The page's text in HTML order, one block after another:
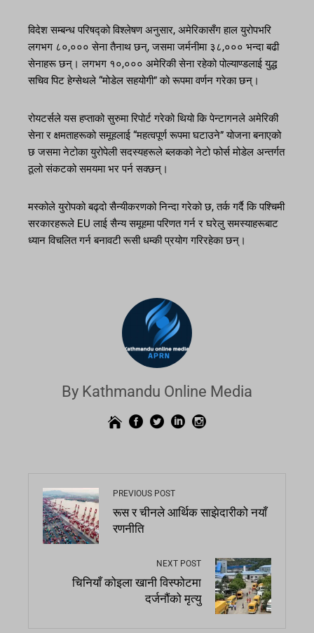
विदेश सम्बन्ध परिषद्को विश्लेषण अनुसार, अमेरिकासँग हाल युरोपभरि
लगभग ८०,००० सेना तैनाथ छन्, जसमा जर्मनीमा ३८,००० भन्दा बढी
सेनाहरू छन्। लगभग १०,००० अमेरिकी सेना रहेको पोल्याण्डलाई युद्ध
सचिव पिट हेग्सेथले “मोडेल सहयोगी” को रूपमा वर्णन गरेका छन्।
रोयटर्सले यस हप्ताको सुरुमा रिपोर्ट गरेको थियो कि पेन्टागनले अमेरिकी
सेना र क्षमताहरूको समूहलाई “महत्वपूर्ण रूपमा घटाउने” योजना बनाएको
छ जसमा नेटोका युरोपेली सदस्यहरूले ब्लकको नेटो फोर्स मोडेल अन्तर्गत
ठूलो संकटको समयमा भर पर्न सक्छन्।
मस्कोले युरोपको बढ्दो सैन्यीकरणको निन्दा गरेको छ, तर्क गर्दै कि पश्चिमी
सरकारहरूले EU लाई सैन्य समूहमा परिणत गर्न र घरेलु समस्याहरूबाट
ध्यान विचलित गर्न बनावटी रूसी धम्की प्रयोग गरिरहेका छन्।
By Kathmandu Online Media
PREVIOUS POST
रूस र चीनले आर्थिक साझेदारीको नयाँ
रणनीति
NEXT POST
चिनियाँ कोइला खानी विस्फोटमा
दर्जनौंको मृत्यु